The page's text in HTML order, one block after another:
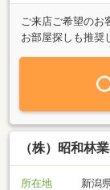
ご来店ご希望のお
お部屋探しも推
（株）昭和林
所在地
新潟